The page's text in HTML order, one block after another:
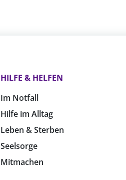
HILFE & HELFEN
Im Notfall
Hilfe im Alltag
Leben & Sterben
Seelsorge
Mitmachen